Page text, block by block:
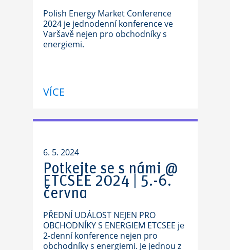
Polish Energy Market Conference
2024 je jednodenní konference ve
Varšavě nejen pro obchodníky s
energiemi.
VÍCE
6. 5. 2024
Potkejte se s námi @
ETCSEE 2024 | 5.-6.
června
PŘEDNÍ UDÁLOST NEJEN PRO
OBCHODNÍKY S ENERGIEM ETCSEE je
2-denní konference nejen pro
obchodníky s energiemi. Je jednou z